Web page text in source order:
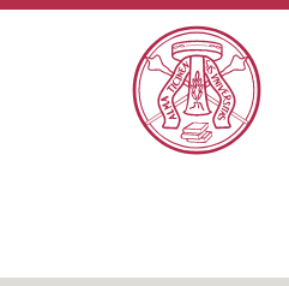
Salta al contenuto principale